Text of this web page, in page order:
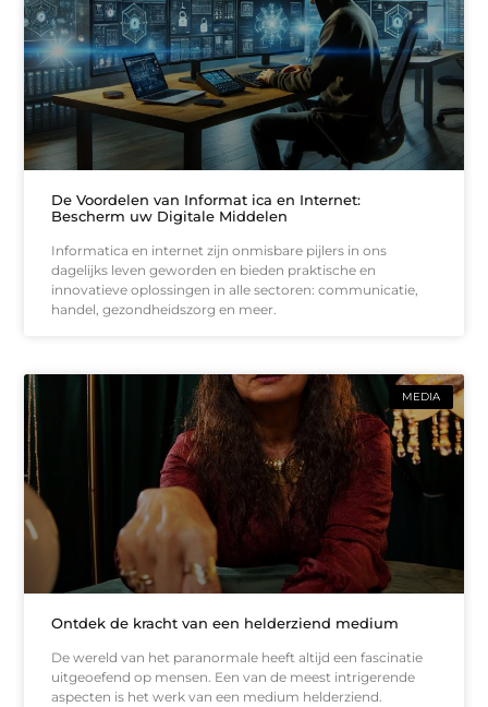
De Voordelen van Informat ica en Internet:
Bescherm uw Digitale Middelen
Informatica en internet zijn onmisbare pijlers in ons
dagelijks leven geworden en bieden praktische en
innovatieve oplossingen in alle sectoren: communicatie,
handel, gezondheidszorg en meer.
MEDIA
Ontdek de kracht van een helderziend medium
De wereld van het paranormale heeft altijd een fascinatie
uitgeoefend op mensen. Een van de meest intrigerende
aspecten is het werk van een medium helderziend.